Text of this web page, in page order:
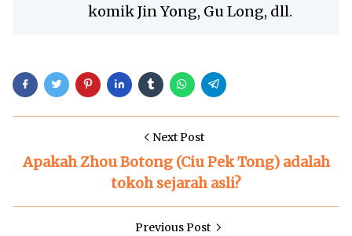
komik Jin Yong, Gu Long, dll.
Next Post
Apakah Zhou Botong (Ciu Pek Tong) adalah
tokoh sejarah asli?
Previous Post